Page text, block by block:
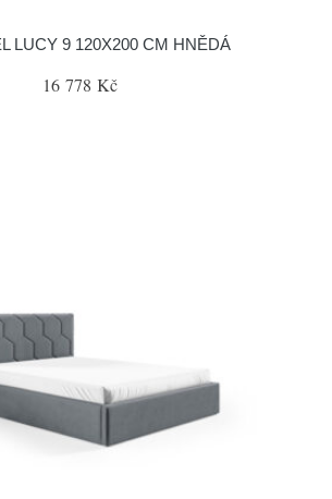
LUCY 9 120X200 CM HNĚDÁ
16 778 Kč